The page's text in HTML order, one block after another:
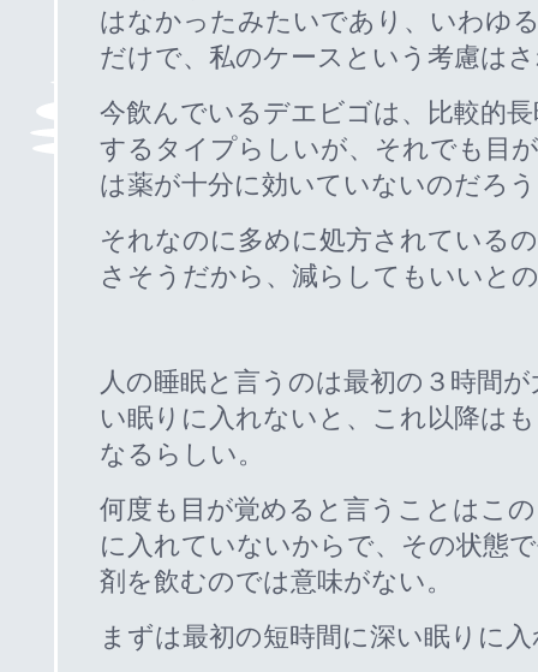
はなかったみたいであり、いわゆ
だけで、私のケースという考慮は
今飲んでいるデエビゴは、比較的
するタイプらしいが、それでも目
は薬が十分に効いていないのだろ
それなのに多めに処方されている
さそうだから、減らしてもいいと
人の睡眠と言うのは最初の３時間
い眠りに入れないと、これ以降は
なるらしい。
何度も目が覚めると言うことはこ
に入れていないからで、その状態
剤を飲むのでは意味がない。
まずは最初の短時間に深い眠りに